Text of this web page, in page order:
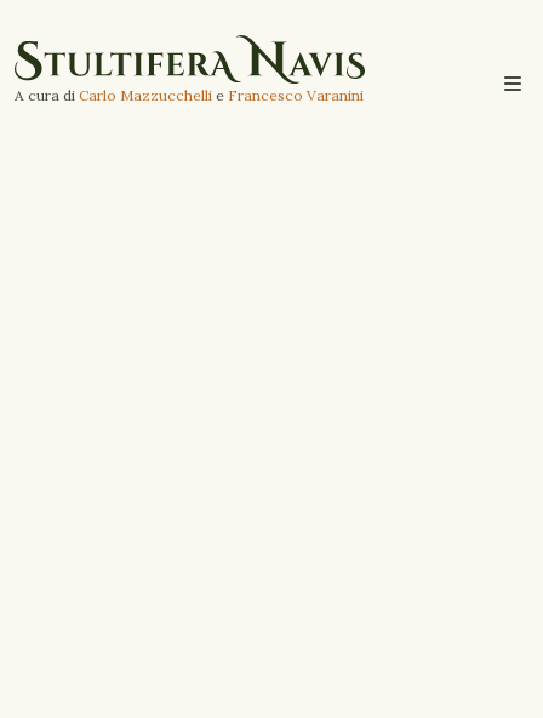
A cura di Carlo Mazzucchelli e Francesco Varanini